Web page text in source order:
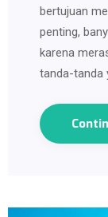
bertujuan
penting,
karena
tanda-tanda